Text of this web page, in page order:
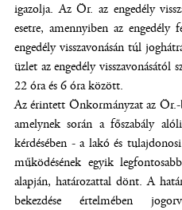
igazolja. Az Ör. az engedély
esetre, amennyiben az engedély
engedély visszavonásán túl
üzlet az engedély
22 óra és 6 óra között.
Az érintett Önkormányzat az
amelynek során a főszabály
kérdésében - a lakó és
működésének egyik
alapján, határozattal dönt. A
bekezdése értelmében